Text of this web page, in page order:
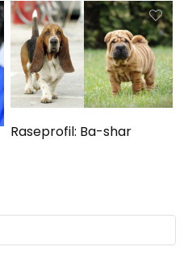
Raseprofil: Ba-shar